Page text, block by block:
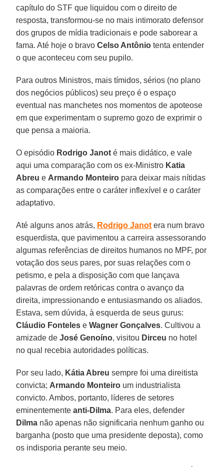
capítulo do STF que liquidou com o direito de
resposta, transformou-se no mais intimorato defensor
dos grupos de mídia tradicionais e pode saborear a
fama. Até hoje o bravoCelso Antônio tenta entender
o que aconteceu com seu pupilo.
Para outros Ministros, mais tímidos, sérios (no plano
dos negócios públicos) seu preço é o espaço
eventual nas manchetes nos momentos de apoteose
em que experimentam o supremo gozo de exprimir o
que pensa a maioria.
O episódio Rodrigo Janot é mais didático, e vale
aqui uma comparação com os ex-Ministro Katia
Abreu e Armando Monteiro para deixar mais nítidas
as comparações entre o caráter inflexível e o caráter
adaptativo.
Até alguns anos atrás, Rodrigo Janot era num bravo
esquerdista, que pavimentou a carreira assessorando
algumas referências de direitos humanos no MPF, por
votação dos seus pares, por suas relações com o
petismo, e pela a disposição com que lançava
palavras de ordem retóricas contra o avanço da
direita, impressionando e entusiasmando os aliados.
Estava, sem dúvida, à esquerda de seus gurus:
Cláudio Fonteles eWagner Gonçalves. Cultivou a
amizade deJosé Genoíno, visitou Dirceu no hotel
no qual recebia autoridades políticas.
Por seu lado, Kátia Abreu sempre foi uma direitista
convicta; Armando Monteiro um industrialista
convicto. Ambos, portanto, líderes de setores
eminentementeanti-Dilma. Para eles, defender
Dilma não apenas não significaria nenhum ganho ou
barganha (posto que uma presidente deposta), como
os indisporia perante seu meio.